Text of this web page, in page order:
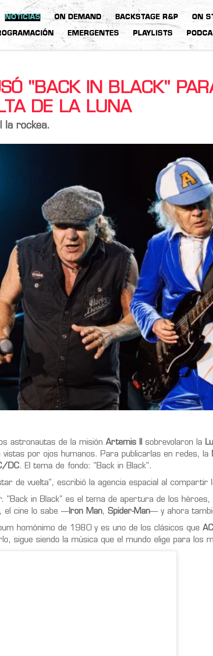
NOTICIAS ON DEMAND BACKSTAGE R&P ON
EMERGENTES PLAYLISTS
"BACK IN BLACK"
DE LA LUNA
la rockea.
astronautas de la misión Artemis II sobrevolaron la
vistas por ojos humanos. Para publicarlas en redes, la
DC. El tema de fondo: "Back in Black".
de vuelta", escribió la agencia espacial al compartir
"Back in Black" es el tema de apertura de los
el cine lo sabe — Iron Man, Spider-Man— y ahora
homónimo de 1980 y es uno de los clásicos que
sigue siendo la música que el mundo elige para los